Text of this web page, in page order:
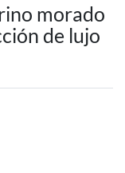
morado
de lujo